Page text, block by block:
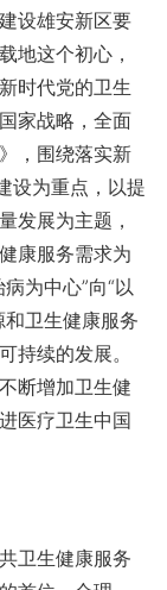
设雄安新区要
地这个初心，
时代党的卫生
家战略，全面
，围绕落实新
设为重点，以提
发展为主题，
康服务需求为
为中心”向“以
卫生健康服务
持续的发展。
断增加卫生健
医疗卫生中国
生健康服务